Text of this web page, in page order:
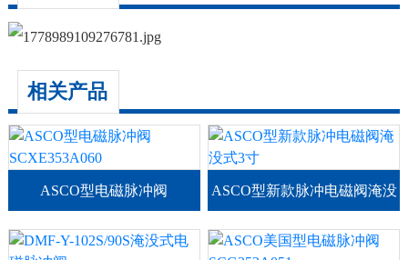
相关产品
ASCO型新款脉冲电磁阀淹没
式3寸
ASCO型电磁脉冲阀
SCXE353A060